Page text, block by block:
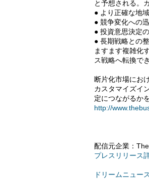
と予想される。
● より正確な地
● 競争変化への
● 投資意思決定
● 長期戦略との
ますます複雑化
ス戦略へ転換で
断片化市場にお
カスタマイズイ
定につながるか
http://
配信元企業：
プレスリリース
ドリームニュー